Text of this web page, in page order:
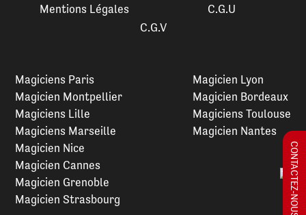
CONTACTEZ-NOUS !
Mentions Légales
C.G.U
C.G.V
Magiciens Paris
Magicien Montpellier
Magiciens Lille
Magiciens Marseille
Magicien Lyon
Magicien Bordeaux
Magiciens Toulouse
Magicien Nantes
Magicien Nice
Magicien Cannes
Magicien Grenoble
Magicien Strasbourg